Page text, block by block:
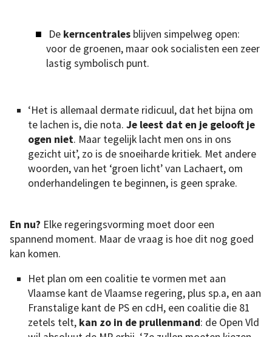
De kerncentralesblijven simpelweg open:
voor de groenen, maar ook socialisten een zeer
lastig symbolisch punt.
‘Het is allemaal dermate ridicuul, dat het bijna om
te lachen is, die nota. Je leest dat en je gelooft je
ogen niet. Maar tegelijk lacht men ons in ons
gezicht uit’, zo is de snoeiharde kritiek. Met andere
woorden, van het ‘groen licht’ van Lachaert, om
onderhandelingen te beginnen, is geen sprake.
En nu? Elke regeringsvorming moet door een
spannend moment. Maar de vraag is hoe dit nog goed
kan komen.
Het plan om een coalitie te vormen met aan
Vlaamse kant de Vlaamse regering, plus sp.a, en aan
Franstalige kant de PS en cdH, een coalitie die 81
zetels telt, kan zo in de prullenmand: de Open Vld